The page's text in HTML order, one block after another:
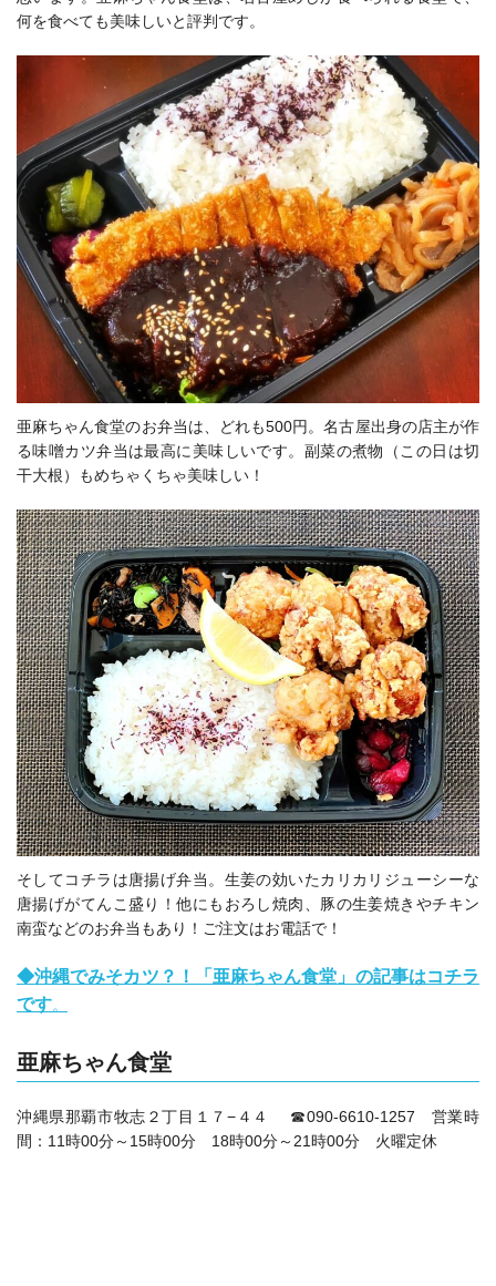
何を食べても美味しいと評判です。
亜麻ちゃん食堂のお弁当は、どれも500円。名古屋出身の店主が作
る味噌カツ弁当は最高に美味しいです。副菜の煮物（この日は切
干大根）もめちゃくちゃ美味しい！
そしてコチラは唐揚げ弁当。生姜の効いたカリカリジューシーな
唐揚げがてんこ盛り！他にも おろし焼肉、豚の生姜焼きやチキン
南蛮などのお弁当もあり！ご注文はお電話で！
◆沖縄でみそカツ？！「亜麻ちゃん食堂」の記事はコチラ
です。
亜麻ちゃん食堂
沖縄県那覇市牧志２丁目１７−４４ ☎090-6610-1257 営業時
間：11時00分～15時00分 18時00分～21時00分 火曜定休